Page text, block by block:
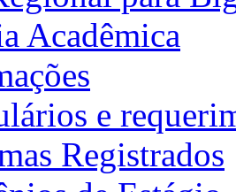
Acadêmica
e
Registrados